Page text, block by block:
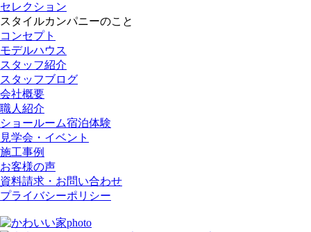
セレクション
スタイルカンパニーのこと
コンセプト
モデルハウス
スタッフ紹介
スタッフブログ
会社概要
職人紹介
ショールーム宿泊体験
見学会・イベント
施工事例
お客様の声
資料請求・お問い合わせ
プライバシーポリシー